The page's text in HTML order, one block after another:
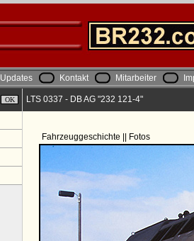
Updates Kontakt Mitarbeiter
LTS 0337 - DB AG "232 121-4"
Fahrzeuggeschichte || Fotos